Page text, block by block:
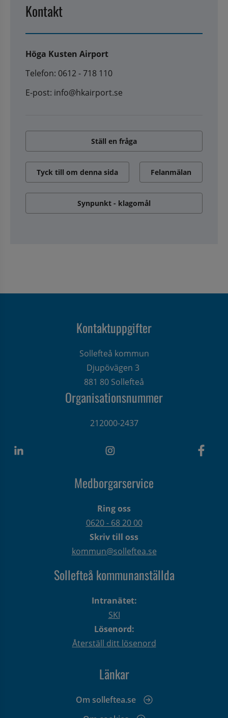
Kontakt
Höga Kusten Airport
Telefon: 0612 - 718 110
E-post: info@hkairport.se
Ställ en fråga
Tyck till om denna sida Felanmälan
Synpunkt - klagomål
Kontaktuppgifter
Sollefteå kommun
Djupövägen 3
881 80 Sollefteå
Organisationsnummer
212000-2437
Medborgarservice
Ring oss
0620 - 68 20 00
Skriv till oss
kommun@solleftea.se
Sollefteå kommunanställda
Intranätet:
SKI
Lösenord:
Återställ ditt lösenord
Länkar
Om solleftea.se